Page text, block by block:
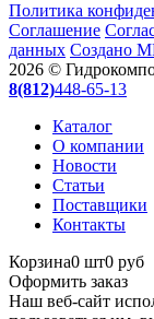
Политика
Соглашение
данных Создано
2026 ©
8(812)448-65-13
Каталог
О компании
Новости
Статьи
Поставщики
Контакты
Корзина0 шт0 руб
Оформить заказ
Наш веб-сайт